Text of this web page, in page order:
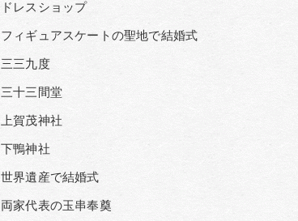
ドレスショップ
フィギュアスケートの聖地で結婚式
三三九度
三十三間堂
上賀茂神社
下鴨神社
世界遺産で結婚式
両家代表の玉串奉奠